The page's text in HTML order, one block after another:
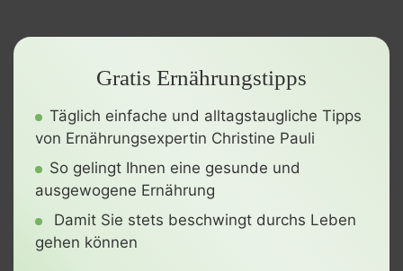
Gratis Ernährungstipps
Täglich einfache und alltagstaugliche Tipps
von Ernährungsexpertin Christine Pauli
So gelingt Ihnen eine gesunde und
ausgewogene Ernährung
Damit Sie stets beschwingt durchs Leben
gehen können